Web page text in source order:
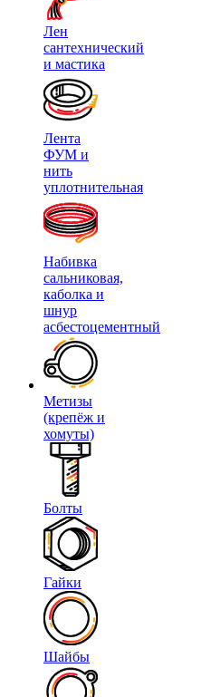
Лен
сантехнический
и мастика
Лента
ФУМ и
нить
уплотнительная
Набивка
сальниковая,
каболка и
шнур
асбестоцементный
Метизы
(крепёж и
хомуты)
Болты
Гайки
Шайбы